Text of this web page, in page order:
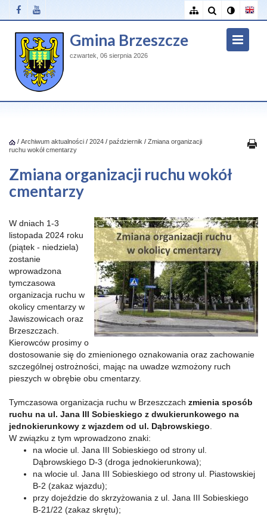
Gmina Brzeszcze
czwartek, 06 sierpnia 2026
/ Archiwum aktualności / 2024 / październik / Zmiana organizacji
ruchu wokół cmentarzy
Zmiana organizacji ruchu wokół
cmentarzy
W dniach 1-3
listopada 2024 roku
(piątek - niedziela)
zostanie
wprowadzona
tymczasowa
organizacja ruchu w
okolicy cmentarzy w
Jawiszowicach oraz
Brzeszczach.
Kierowców prosimy o
dostosowanie się do zmienionego oznakowania oraz zachowanie
szczególnej ostrożności, mając na uwadze wzmożony ruch
pieszych w obrębie obu cmentarzy.
Tymczasowa organizacja ruchu w Brzeszczach zmienia sposób
ruchu na ul. Jana III Sobieskiego z dwukierunkowego na
jednokierunkowy z wjazdem od ul. Dąbrowskiego
W związku z tym wprowadzono znaki:
na wlocie ul. Jana III Sobieskiego od strony ul.
Dąbrowskiego D-3 (droga jednokierunkowa);
na wlocie ul. Jana III Sobieskiego od strony ul. Piastowskiej
B-2 (zakaz wjazdu);
przy dojeździe do skrzyżowania z ul. Jana III Sobieskiego
B-21/22 (zakaz skrętu);